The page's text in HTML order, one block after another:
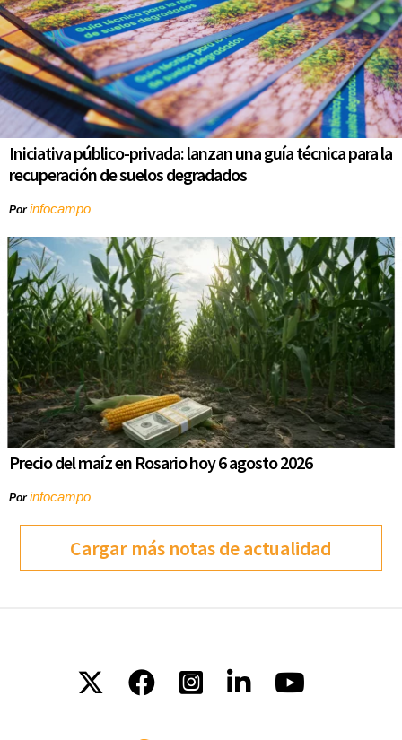
Iniciativa público-privada: lanzan una guía técnica para la
recuperación de suelos degradados
Porinfocampo
Precio del maíz en Rosario hoy 6 agosto 2026
Porinfocampo
Cargar más notas de actualidad